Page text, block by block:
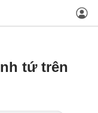
tứ trên